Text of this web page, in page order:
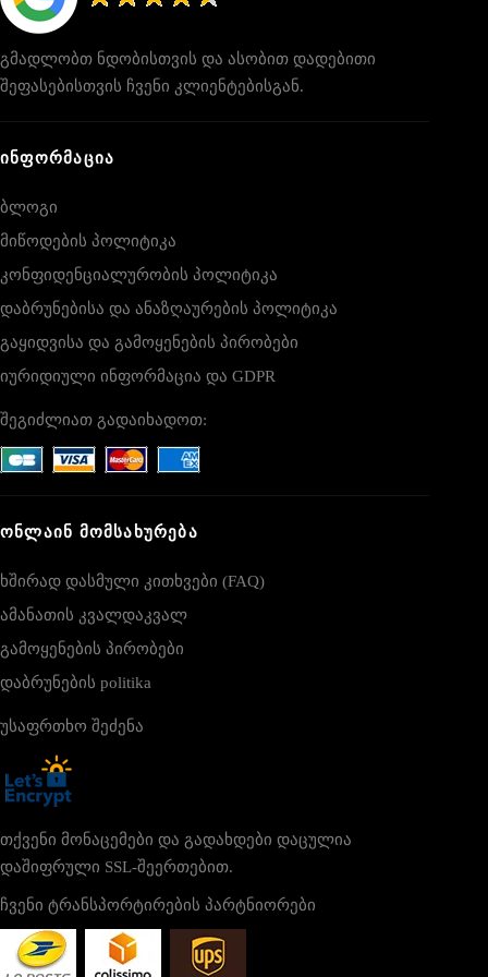
გმადლობთ ნდობისთვის და ასობით დადებითი
შეფასებისთვის ჩვენი კლიენტებისგან.
ᲘᲜᲤᲝᲠᲛᲐᲪᲘᲐ
ბლოგი
მიწოდების პოლიტიკა
კონფიდენციალურობის პოლიტიკა
დაბრუნებისა და ანაზღაურების პოლიტიკა
გაყიდვისა და გამოყენების პირობები
იურიდიული ინფორმაცია და GDPR
შეგიძლიათ გადაიხადოთ:
ᲝᲜᲚᲐᲘᲜ ᲛᲝᲛᲡᲐᲮᲣᲠᲔᲑᲐ
ხშირად დასმული კითხვები (FAQ)
ამანათის კვალდაკვალ
გამოყენების პირობები
დაბრუნების politika
უსაფრთხო შეძენა
თქვენი მონაცემები და გადახდები დაცულია
დაშიფრული SSL-შეერთებით.
ჩვენი ტრანსპორტირების პარტნიორები